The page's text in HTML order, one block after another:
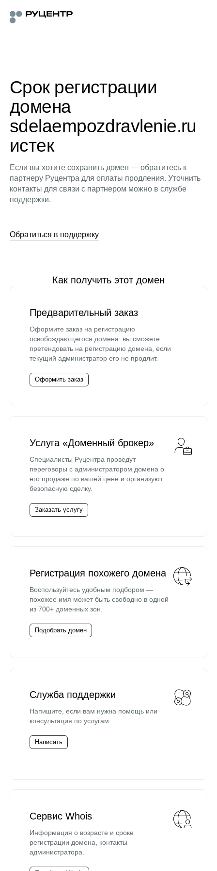
Срок регистрации
домена
sdelaempozdravlenie.ru
истек
Если вы хотите сохранить домен — обратитесь к
партнеру Руцентра для оплаты продления. Уточнить
контакты для связи с партнером можно в службе
поддержки.
Обратиться в поддержку
Как получить этот домен
Предварительный заказ
Оформите заказ на регистрацию
освобождающегося домена: вы сможете
претендовать на регистрацию домена, если
текущий администратор его не продлит.
Оформить заказ
Услуга «Доменный брокер»
Специалисты Руцентра проведут
переговоры с администратором домена о
его продаже по вашей цене и организуют
безопасную сделку.
Заказать услугу
Регистрация похожего домена
Воспользуйтесь удобным подбором —
похожее имя может быть свободно в одной
из 700+ доменных зон.
Подобрать домен
Служба поддержки
Напишите, если вам нужна помощь или
консультация по услугам.
Написать
Сервис Whois
Информация о возрасте и сроке
регистрации домена, контакты
администратора.